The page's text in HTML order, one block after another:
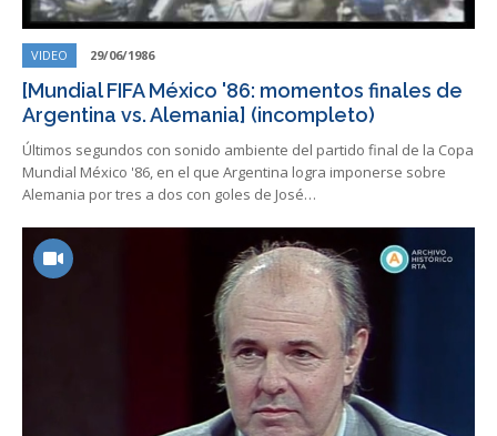
VIDEO 29/06/1986
[Mundial FIFA México '86: momentos finales de
Argentina vs. Alemania] (incompleto)
Últimos segundos con sonido ambiente del partido final de la Copa
Mundial México '86, en el que Argentina logra imponerse sobre
Alemania por tres a dos con goles de José…